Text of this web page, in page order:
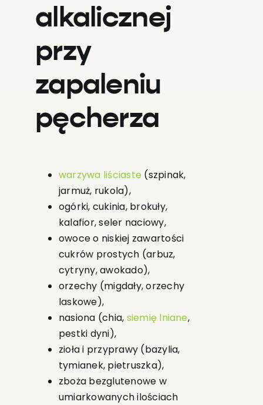
alkalicznej
przy
zapaleniu
pęcherza
warzywa liściaste (szpinak,
jarmuż, rukola),
ogórki, cukinia, brokuły,
kalafior, seler naciowy,
owoce o niskiej zawartości
cukrów prostych (arbuz,
cytryny, awokado),
orzechy (migdały, orzechy
laskowe),
nasiona (chia, siemię lniane,
pestki dyni),
zioła i przyprawy (bazylia,
tymianek, pietruszka),
zboża bezglutenowe w
umiarkowanych ilościach